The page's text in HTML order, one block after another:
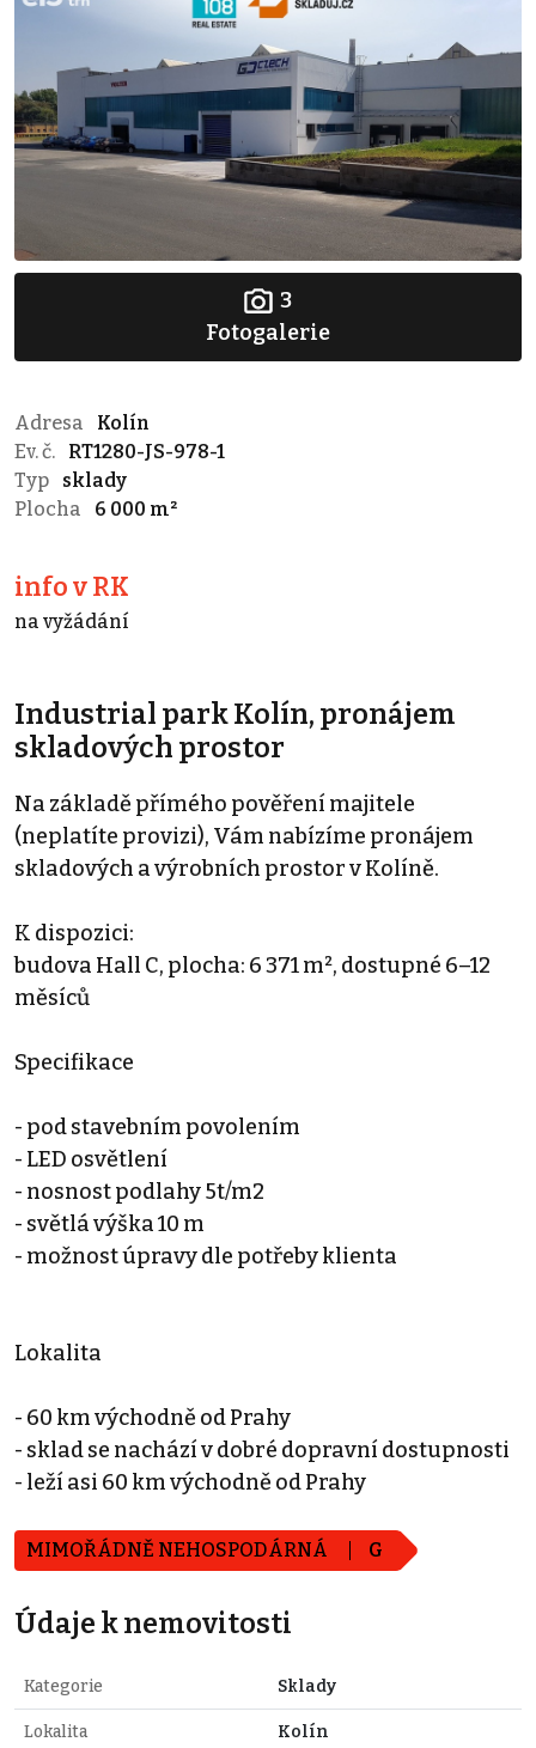
3
Fotogalerie
Adresa
Kolín
Ev. č.
RT1280-JS-978-1
Typ
sklady
Plocha
6 000 m²
info v RK
na vyžádání
Industrial park Kolín, pronájem
skladových prostor
Na základě přímého pověření majitele
(neplatíte provizi), Vám nabízíme pronájem
skladových a výrobních prostor v Kolíně.
K dispozici:
budova Hall C, plocha: 6 371 m², dostupné 6–12
měsíců
Specifikace
- pod stavebním povolením
- LED osvětlení
- nosnost podlahy 5t/m2
- světlá výška 10 m
- možnost úpravy dle potřeby klienta
Lokalita
- 60 km východně od Prahy
- sklad se nachází v dobré dopravní dostupnosti
- leží asi 60 km východně od Prahy
MIMOŘÁDNĚ NEHOSPODÁRNÁ G
Údaje k nemovitosti
Kategorie Sklady
Lokalita Kolín